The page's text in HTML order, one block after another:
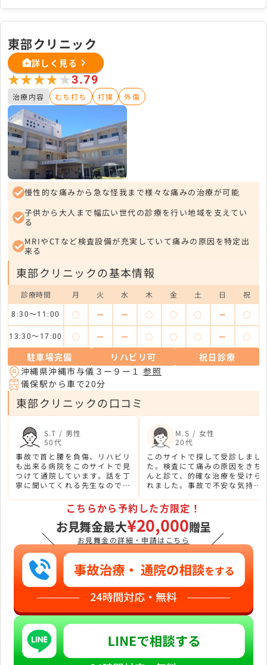
東部クリニック
詳しく見る
★★★★★
★★★★★3.79
治療内容 むち打ち 打撲 外傷
慢性的な痛みから急な怪我まで様々な痛みの治療が可能
子供から大人まで幅広い世代の診療を行い地域を支えてい
る
MRIやCTなど検査設備が充実していて痛みの原因を特定出
来る
東部クリニックの基本情報
診療時間 月 火 水 木 金 土 日 祝
8:30〜11:00 ◯ ー ー ◯ ◯ ◯ ー ◯
13:30〜17:00 ◯ ー ー ◯ ◯ ◯ ー ◯
駐車場完備 リハビリ可
祝日診療
沖縄県沖縄市与儀３ー９ー１参照
儀保駅から車で20分
東部クリニックの口コミ
S.T / 男性
50代
事故で首と腰を負傷、リハビリ
も出来る病院をこのサイトで見
つけて通院しています。話を丁
寧に聞いてくれる先生なので、
と思っています。
M.S / 女性
20代
このサイトで探して受診しまし
た。検査にて痛みの原因をきち
んと診て、的確な治療を受けら
れました。事故で不安な気持ち
本当に感謝しています。
＼
こちらから予約した方限定！
お見舞金最大¥20,000贈呈
お見舞金の詳細・申請はこちら ／